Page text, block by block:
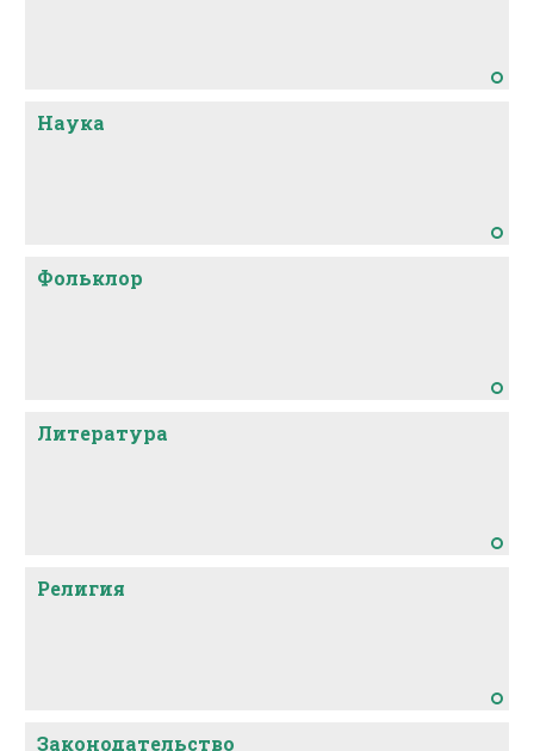
Наука
Фольклор
Литература
Религия
Законодательство